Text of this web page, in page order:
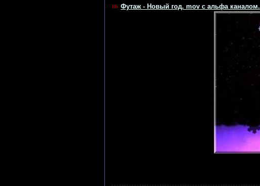
Футаж - Новый год. mov с альфа каналом.